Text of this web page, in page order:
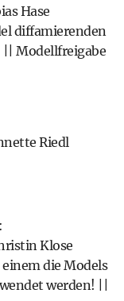
Hase
diffamierenden
|| Modellfreigabe
Riedl
Klose
die Models
werden! ||